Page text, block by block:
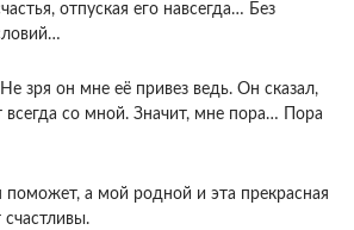
отпуская его навсегда… Без
зря он мне её привез ведь. Он сказал,
всегда со мной. Значит, мне пора… Пора
а мой родной и эта прекрасная